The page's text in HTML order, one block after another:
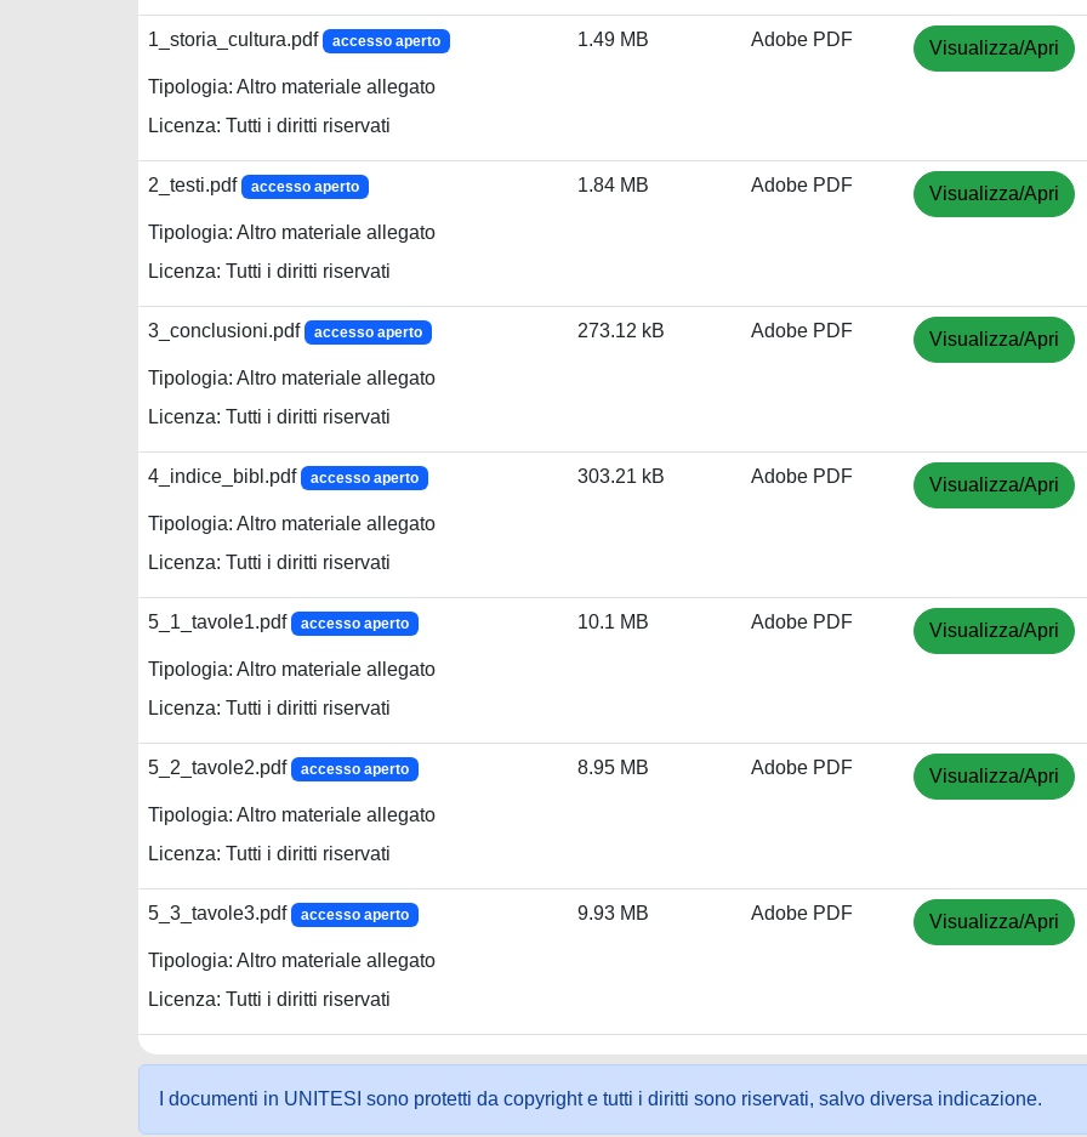
1_storia_cultura.pdf accesso aperto
Tipologia: Altro materiale allegato
Licenza: Tutti i diritti riservati
1.49 MB Adobe PDF Visualizza/Apri
2_testi.pdf accesso aperto
Tipologia: Altro materiale allegato
Licenza: Tutti i diritti riservati
1.84 MB Adobe PDF Visualizza/Apri
3_conclusioni.pdf accesso aperto
Tipologia: Altro materiale allegato
Licenza: Tutti i diritti riservati
273.12 kB Adobe PDF Visualizza/Apri
4_indice_bibl.pdf accesso aperto
Tipologia: Altro materiale allegato
Licenza: Tutti i diritti riservati
303.21 kB Adobe PDF Visualizza/Apri
5_1_tavole1.pdf accesso aperto
Tipologia: Altro materiale allegato
Licenza: Tutti i diritti riservati
10.1 MB Adobe PDF Visualizza/Apri
5_2_tavole2.pdf accesso aperto
Tipologia: Altro materiale allegato
Licenza: Tutti i diritti riservati
8.95 MB Adobe PDF Visualizza/Apri
5_3_tavole3.pdf accesso aperto
Tipologia: Altro materiale allegato
Licenza: Tutti i diritti riservati
9.93 MB Adobe PDF Visualizza/Apri
I documenti in UNITESI sono protetti da copyright e tutti i diritti sono riservati, salvo diversa indicazione.